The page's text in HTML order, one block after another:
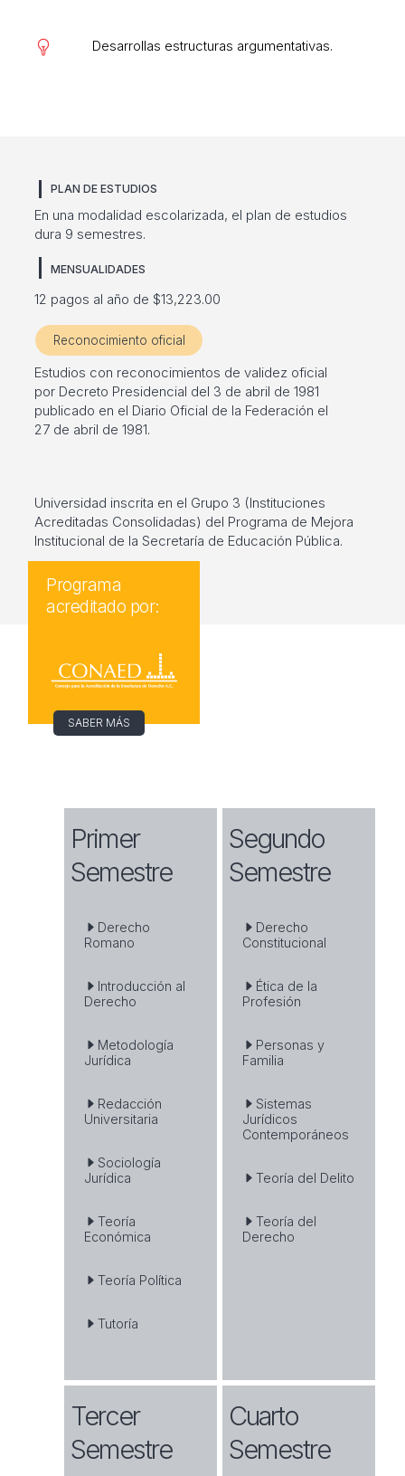
Desarrollas estructuras argumentativas.
PLAN DE ESTUDIOS
En una modalidad escolarizada, el plan de estudios
dura 9 semestres.
MENSUALIDADES
12 pagos al año de $13,223.00
Reconocimiento oficial
Estudios con reconocimientos de validez oficial
por Decreto Presidencial del 3 de abril de 1981
publicado en el Diario Oficial de la Federación el
27 de abril de 1981.
Universidad inscrita en el Grupo 3 (Instituciones
Acreditadas Consolidadas) del Programa de Mejora
Institucional de la Secretaría de Educación Pública.
Programa
acreditado por:
SABER MÁS
Primer
Semestre
Derecho
Romano
Introducción al
Derecho
Metodología
Jurídica
Redacción
Universitaria
Sociología
Jurídica
Teoría
Económica
Teoría Política
Tutoría
Segundo
Semestre
Derecho
Constitucional
Ética de la
Profesión
Personas y
Familia
Sistemas
Jurídicos
Contemporáneos
Teoría del Delito
Teoría del
Derecho
Tercer
Semestre
Cuarto
Semestre